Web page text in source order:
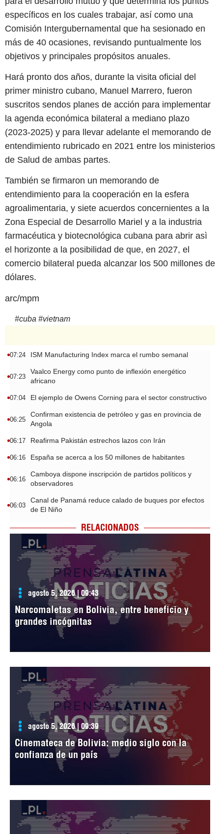
específicos en los cuales trabajar, así como una
Comisión Intergubernamental que ha sesionado en
más de 40 ocasiones, revisando puntualmente los
objetivos y principales propósitos anuales.
Hará pronto dos años, durante la visita oficial del
primer ministro cubano, Manuel Marrero, fueron
suscritos sendos planes de acción para implementar
la agenda económica bilateral a mediano plazo
(2023-2025) y para llevar adelante el memorando de
entendimiento rubricado en 2021 entre los ministerios
de Salud de ambas partes.
También se firmaron un memorando de
entendimiento para la cooperación en la esfera
agroalimentaria, y siete acuerdos concernientes a la
Zona Especial de Desarrollo Mariel y a la industria
farmacéutica y biotecnológica cubana para abrir asì
el horizonte a la posibilidad de que, en 2027, el
comercio bilateral pueda alcanzar los 500 millones de
dólares.
arc/mpm
#cuba #vietnam
07:24 ISM Manufacturing Index marca el rumbo semanal
07:23
Vaalco Energy como punto de inflexión energético
africano
07:04 El ejemplo de Owens Corning para el sector constructivo
06:25
Confirman existencia de petróleo y gas en provincia de
Angola
06:17 Reafirma Pakistán estrechos lazos con Irán
06:16 España se acerca a los 50 millones de habitantes
06:16
Camboya dispone inscripción de partidos políticos y
observadores
06:03
Canal de Panamá reduce calado de buques por efectos
de El Niño
RELACIONADOS
agosto 5, 2026 | 09:43
Narcomaletas en Bolivia, entre beneficio y
grandes incógnitas
agosto 5, 2026 | 09:39
Cinemateca de Bolivia: medio siglo con la
confianza de un país